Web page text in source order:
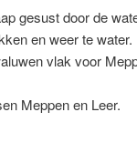
gesust door de
en weer te
vlak voor
Meppen en Leer.